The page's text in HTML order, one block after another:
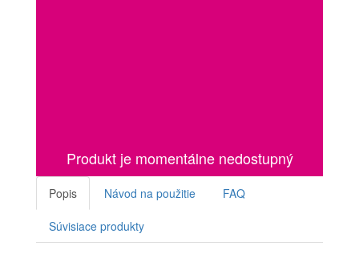
Produkt je momentálne nedostupný
Popis Návod na použitie FAQ
Súvisiace produkty